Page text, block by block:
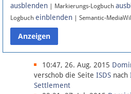
Anmelden
Datenschutz
Über Lobbypedia
Impressum
ausblenden | Markierungs-Logbuch
Logbuch einblenden | Semantic-
10:47, 26. Aug. 2015
verschob die Seite ISDS nach
Settlement